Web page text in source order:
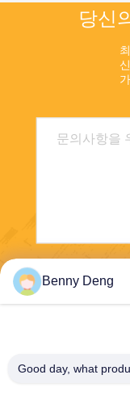
당신
Benny Deng
Good day, what